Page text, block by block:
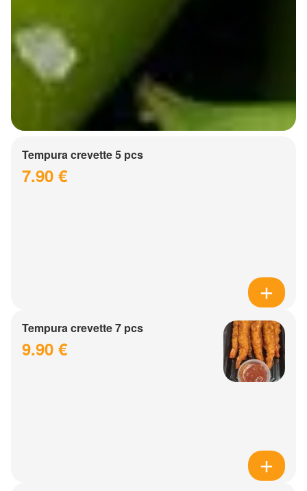
Tempura crevette 5 pcs
7.90 €
Tempura crevette 7 pcs
9.90 €